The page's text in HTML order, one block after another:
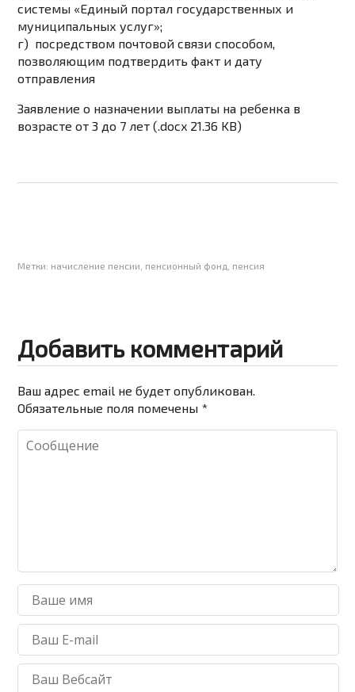
системы «Единый портал государственных и
муниципальных услуг»;
г) посредством почтовой связи способом,
позволяющим подтвердить факт и дату
отправления
Заявление о назначении выплаты на ребенка в
возрасте от 3 до 7 лет (.docx 21.36 KB)
Метки: начисление пенсии пенсионный фонд пенсия
Добавить комментарий
Ваш адрес email не будет опубликован.
Обязательные поля помечены *